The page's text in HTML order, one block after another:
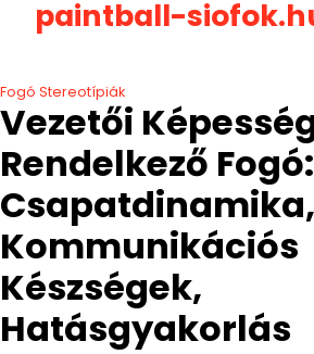
paintball-
Fogó Stereotípiák
Vezetői
Rendelkező Fogó:
Csapatdinamika,
Kommunikációs
Készségek,
Hatásgyakorlás